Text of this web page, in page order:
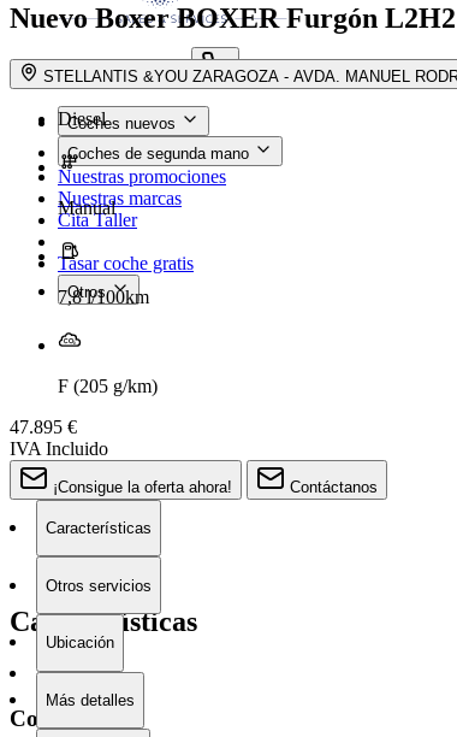
search button - icon ENCUENTRA TU
Coches nuevos
Coches de segunda mano
Nuestras promociones
Nuestras marcas
Cita Taller
Tasar coche gratis
Otros
Nuevo BoxerBOXER Furgón
STELLANTIS &YOU ZARAGOZA - AVDA. MANUEL
Diesel
Manual
7,8 l/100km
F (205 g/km)
47.895 €
IVA Incluido
¡Consigue la oferta ahora! Contáctanos
Características
Otros servicios
Ubicación
Más detalles
Características
Combustible